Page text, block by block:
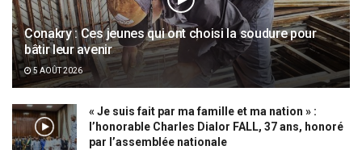
Conakry : Ces jeunes qui ont choisi la soudure pour
bâtir leur avenir
5 AOÛT 2026
« Je suis fait par ma famille et ma nation » :
l’honorable Charles Dialor FALL, 37 ans, honoré
par l’assemblée nationale